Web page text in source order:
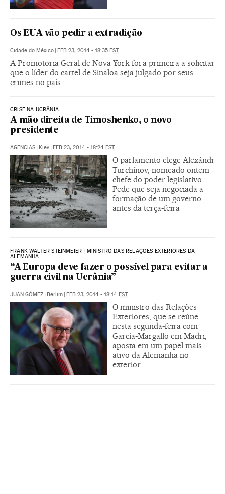
Os EUA vão pedir a extradição
Cidade do México FEB 23, 2014 - 18:35 EST
A Promotoria Geral de Nova York foi a primeira a solicitar
que o líder do cartel de Sinaloa seja julgado por seus
crimes no país
CRISE NA UCRÂNIA
A mão direita de Timoshenko, o novo
presidente
AGENCIAS Kiev FEB 23, 2014 - 18:24 EST
O parlamento elege Alexándr
Turchínov, nomeado ontem
chefe do poder legislativo
Pede que seja negociada a
formação de um governo
antes da terça-feira
FRANK-WALTER STEINMEIER | MINISTRO DAS RELAÇÕES EXTERIORES DA
ALEMANHA
“A Europa deve fazer o possível para evitar a
guerra civil na Ucrânia”
JUAN GÓMEZ Berlim FEB 23, 2014 - 18:14 EST
O ministro das Relações
Exteriores, que se reúne
nesta segunda-feira com
García-Margallo em Madri,
aposta em um papel mais
ativo da Alemanha no
exterior